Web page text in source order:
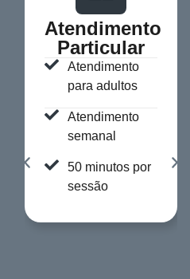
Atendimento
Particular
Atendimento
para adultos
Atendimento
semanal
50 minutos por
sessão